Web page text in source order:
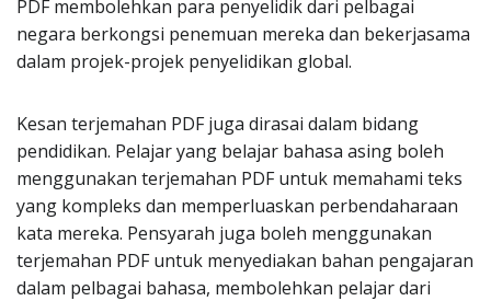
PDF membolehkan para penyelidik dari pelbagai
negara berkongsi penemuan mereka dan bekerjasama
dalam projek-projek penyelidikan global.
Kesan terjemahan PDF juga dirasai dalam bidang
pendidikan. Pelajar yang belajar bahasa asing boleh
menggunakan terjemahan PDF untuk memahami teks
yang kompleks dan memperluaskan perbendaharaan
kata mereka. Pensyarah juga boleh menggunakan
terjemahan PDF untuk menyediakan bahan pengajaran
dalam pelbagai bahasa, membolehkan pelajar dari